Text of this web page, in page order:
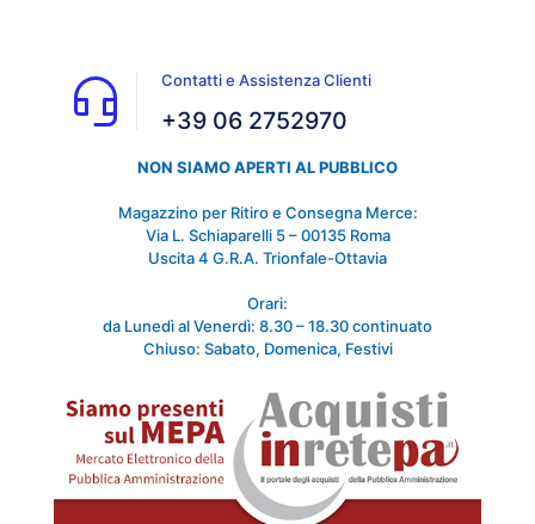
Contatti e Assistenza Clienti
+39 06 2752970
NON SIAMO APERTI AL PUBBLICO
Magazzino per Ritiro e Consegna Merce:
Via L. Schiaparelli 5 – 00135 Roma
Uscita 4 G.R.A. Trionfale-Ottavia
Orari:
da Lunedì al Venerdì: 8.30 – 18.30 continuato
Chiuso: Sabato, Domenica, Festivi